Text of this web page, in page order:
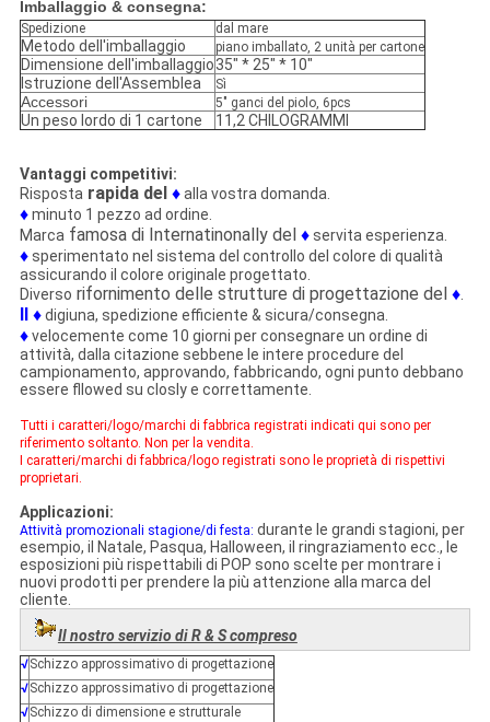
Imballaggio & consegna:
Spedizione dal mare
Metodo dell'imballaggio piano imballato, 2 unità per cartone
Dimensione dell'imballaggio35" * 25" * 10"
Istruzione dell'Assemblea
Sì
Accessori 5" ganci del piolo, 6pcs
Un peso lordo di 1 cartone 11,2 CHILOGRAMMI
Vantaggi competitivi:
Rispostarapida del ♦alla vostra domanda.
♦minuto 1 pezzo ad ordine.
Marcafamosa di Internatinonally del ♦servita esperienza.
♦sperimentato nel sistema del controllo del colore di qualità
assicurando il colore originale progettato.
Diverso rifornimento delle strutture di progettazione del ♦.
Il ♦digiuna, spedizione efficiente & sicura/consegna.
♦velocemente come 10 giorni per consegnare un ordine di
attività, dalla citazione sebbene le intere procedure del
campionamento, approvando, fabbricando, ogni punto debbano
essere fllowed su closly e correttamente.
Tutti i caratteri/logo/marchi di fabbrica registrati indicati qui sono per
riferimento soltanto. Non per la vendita.
I caratteri/marchi di fabbrica/logo registrati sono le proprietà di rispettivi
proprietari.
Applicazioni:
Attività promozionali stagione/di festa: durante le grandi stagioni, per
esempio, il Natale, Pasqua, Halloween, il ringraziamento ecc., le
esposizioni più rispettabili di POP sono scelte per montrare i
nuovi prodotti per prendere la più attenzione alla marca del
cliente.
Il nostro servizio di R & S compreso
√Schizzo approssimativo di progettazione
√Schizzo approssimativo di progettazione
√Schizzo di dimensione e strutturale